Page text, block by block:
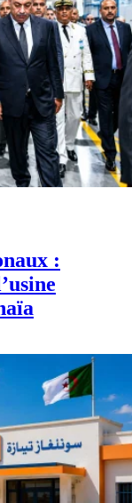
: